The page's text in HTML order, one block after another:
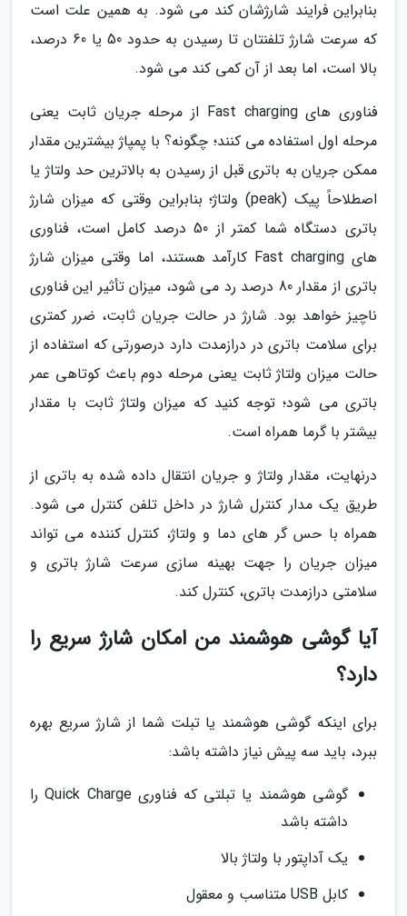
بنابراین فرایند شارژشان کند می شود. به همین علت است
که سرعت شارژ تلفنتان تا رسیدن به حدود 50 یا 60 درصد،
بالا است، اما بعد از آن کمی کند می شود.
فناوری های Fast charging از مرحله جریان ثابت یعنی
مرحله اول استفاده می کنند؛ چگونه؟ با پمپاژ بیشترین مقدار
ممکن جریان به باتری قبل از رسیدن به بالاترین حد ولتاژ یا
اصطلاحاً پیک (peak) ولتاژ؛ بنابراین وقتی که میزان شارژ
باتری دستگاه شما کمتر از 50 درصد کامل است، فناوری
های Fast charging کارآمد هستند، اما وقتی میزان شارژ
باتری از مقدار 80 درصد رد می شود، میزان تأثیر این فناوری
ناچیز خواهد بود. شارژ در حالت جریان ثابت، ضرر کمتری
برای سلامت باتری در درازمدت دارد درصورتی که استفاده از
حالت میزان ولتاژ ثابت یعنی مرحله دوم باعث کوتاهی عمر
باتری می شود؛ توجه کنید که میزان ولتاژ ثابت با مقدار
بیشتر با گرما همراه است.
درنهایت، مقدار ولتاژ و جریان انتقال داده شده به باتری از
طریق یک مدار کنترل شارژ در داخل تلفن کنترل می شود.
همراه با حس گر های دما و ولتاژ، کنترل کننده می تواند
میزان جریان را جهت بهینه سازی سرعت شارژ باتری و
سلامتی درازمدت باتری، کنترل کند.
آیا گوشی هوشمند من امکان شارژ سریع را
دارد؟
برای اینکه گوشی هوشمند یا تبلت شما از شارژ سریع بهره
ببرد، باید سه پیش نیاز داشته باشد:
گوشی هوشمند یا تبلتی که فناوری Quick Charge را
داشته باشد
یک آداپتور با ولتاژ بالا
کابل USB متناسب و معقول